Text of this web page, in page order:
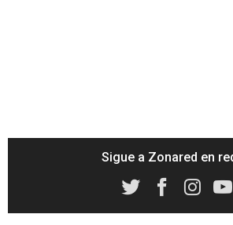
Sigue a Zonared en